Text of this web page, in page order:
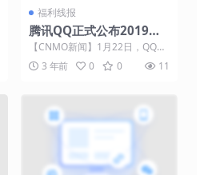
福利线报
腾讯QQ正式公布2019春
节活动“福气袋回家”
【CNMO新闻】1月22日，QQ公
布今年春节全新活动。2019年Q
Q将带来全新的...
3 年前 0 0 11